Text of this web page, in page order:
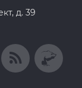
д. 39